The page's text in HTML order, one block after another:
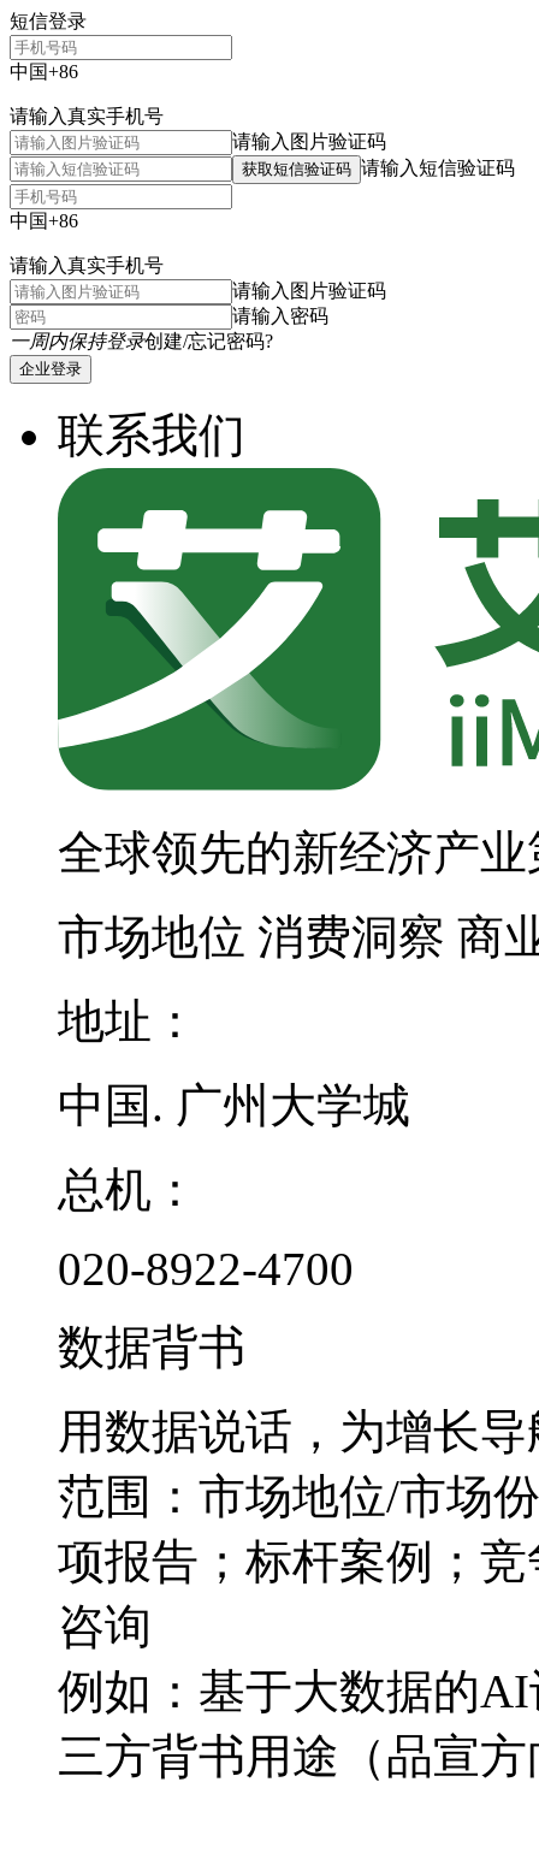
短信登录
中国+86
请输入真实手机号
请输入图片验证码
获取短信验证码 请输入短信验证码
中国+86
请输入真实手机号
请输入图片验证码
请输入密码
一周内保持登录创建/忘记密码?
企业登录
联系我们
全球领先的新经济产
市场地位 消费洞察 商
地址：
中国. 广州大学城
总机：
020-8922-4700
数据背书
用数据说话，为增长导
范围：市场地位/市场
项报告；标杆案例；
咨询
例如：基于大数据的
三方背书用途（品宣